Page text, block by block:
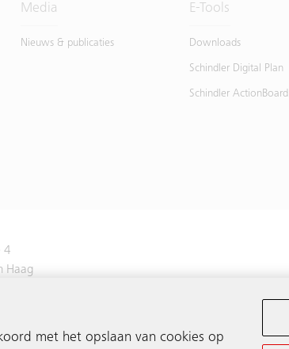
Media
Nieuws & publicaties
E-Tools
Downloads
Schindler Digital Plan
Schindler ActionBoard
4
Haag
met het opslaan van cookies op